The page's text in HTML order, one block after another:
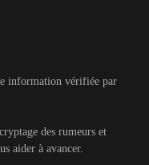
information vérifiée par
des rumeurs et
aider à avancer.